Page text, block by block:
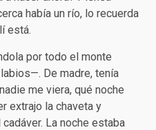
había un río, lo recuerda
está.
por todo el monte
De madre, tenía
me viera, qué noche
extrajo la chaveta y
La noche estaba